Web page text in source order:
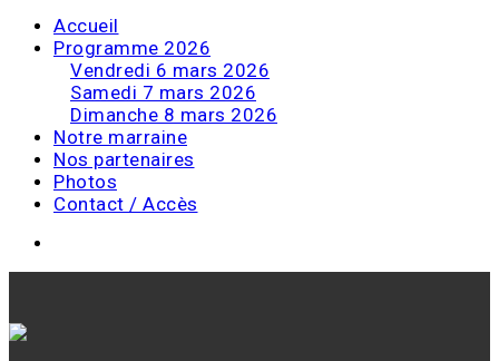
Accueil
Programme 2026
Vendredi 6 mars 2026
Samedi 7 mars 2026
Dimanche 8 mars 2026
Notre marraine
Nos partenaires
Photos
Contact / Accès